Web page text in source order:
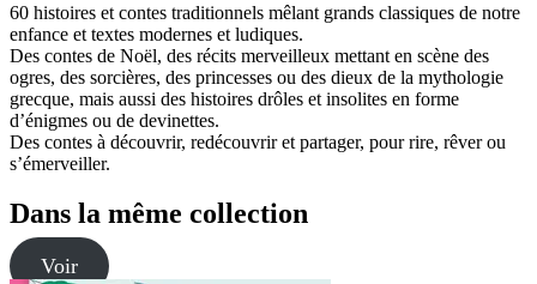
60 histoires et contes traditionnels mêlant grands classiques de notre
enfance et textes modernes et ludiques.
Des contes de Noël, des récits merveilleux mettant en scène des
ogres, des sorcières, des princesses ou des dieux de la mythologie
grecque, mais aussi des histoires drôles et insolites en forme
d’énigmes ou de devinettes.
Des contes à découvrir, redécouvrir et partager, pour rire, rêver ou
s’émerveiller.
Dans la même collection
Voir